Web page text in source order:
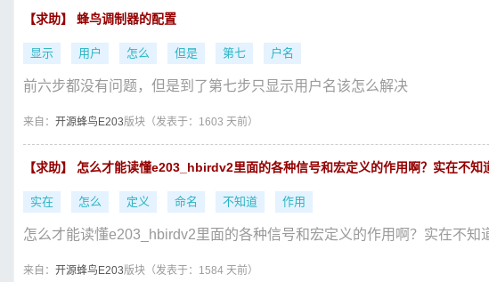
【求助】 蜂鸟调制器的配置
显示 用户 怎么 但是 第七 户名
前六步都没有问题，但是到了第七步只显示用户名该怎么解决
来自： 开源蜂鸟E203版块（发表于：1603 天前）
【求助】 怎么才能读懂e203_hbirdv2里面的各种信号和宏定义的作用啊？实在不知
实在 怎么 定义 命名 不知道 作用
怎么才能读懂e203_hbirdv2里面的各种信号和宏定义的作用啊？实在不知
来自： 开源蜂鸟E203版块（发表于：1584 天前）